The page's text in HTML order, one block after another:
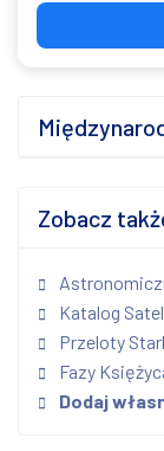
Zobacz
Katalog
Przeloty
Fazy
Dodaj